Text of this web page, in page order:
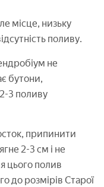
місце, низьку
поливу.
не
бутони,
3 поливу
припинити
2-3 см і не
цього полив
до розмірів Старої